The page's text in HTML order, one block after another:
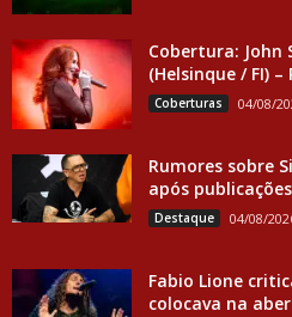
Cobertura: John
(Helsinque / FI) –
Coberturas 04/08/
Rumores sobre
após
Destaque 04/08/
Fabio Lione
colocava na